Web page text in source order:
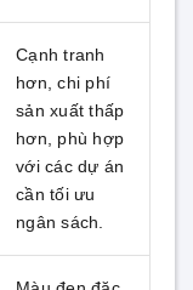
Cạnh tranh
hơn, chi phí
sản xuất thấp
hơn, phù hợp
với các dự án
cần tối ưu
ngân sách.